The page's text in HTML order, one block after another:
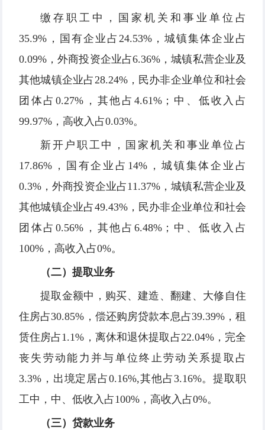
缴存职工中，国家机关和事业单位占
35.9%，国有企业占24.53%，城镇集体企业占
0.09%，外商投资企业占6.36%，城镇私营企业及
其他城镇企业占28.24%，民办非企业单位和社会
团体占0.27%，其他占4.61%；中、低收入占
99.97%，高收入占0.03%。
新开户职工中，国家机关和事业单位占
17.86%，国有企业占14%，城镇集体企业占
0.3%，外商投资企业占11.37%，城镇私营企业及
其他城镇企业占49.43%，民办非企业单位和社会
团体占0.56%，其他占6.48%；中、低收入占
100%，高收入占0%。
（二）提取业务
提取金额中，购买、建造、翻建、大修自住
住房占30.85%，偿还购房贷款本息占39.39%，租
赁住房占1.1%，离休和退休提取占22.04%，完全
丧失劳动能力并与单位终止劳动关系提取占
3.3%，出境定居占0.16%,其他占3.16%。提取职
工中，中、低收入占100%，高收入占0%。
（三）贷款业务